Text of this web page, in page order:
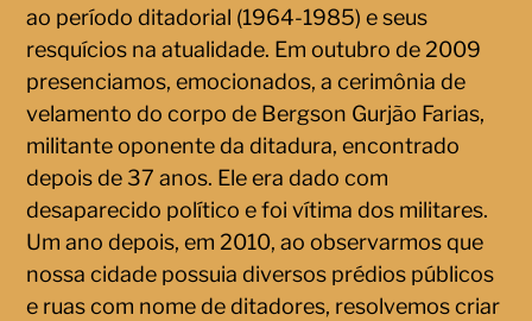
ao período ditadorial (1964-1985) e seus
resquícios na atualidade. Em outubro de 2009
presenciamos, emocionados, a cerimônia de
velamento do corpo de Bergson Gurjão Farias,
militante oponente da ditadura, encontrado
depois de 37 anos. Ele era dado com
desaparecido político e foi vítima dos militares.
Um ano depois, em 2010, ao observarmos que
nossa cidade possuia diversos prédios públicos
e ruas com nome de ditadores, resolvemos criar